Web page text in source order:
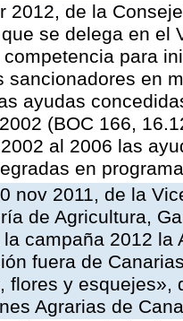
2012, de la
se delega en el
para
sancionadores en
ayudas
(BOC 166,
al 2006 las
en
nov 2011, de la
de Agricultura,
campaña 2012 la
fuera de
flores y esquejes»,
Agrarias de